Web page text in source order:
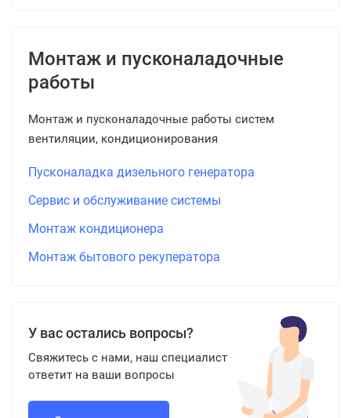
Монтаж и пусконаладочные
работы
Монтаж и пусконаладочные работы систем
вентиляции, кондиционирования
Пусконаладка дизельного генератора
Сервис и обслуживание системы
Монтаж кондиционера
Монтаж бытового рекуператора
У вас остались вопросы?
Свяжитесь с нами, наш специалист
ответит на ваши вопросы